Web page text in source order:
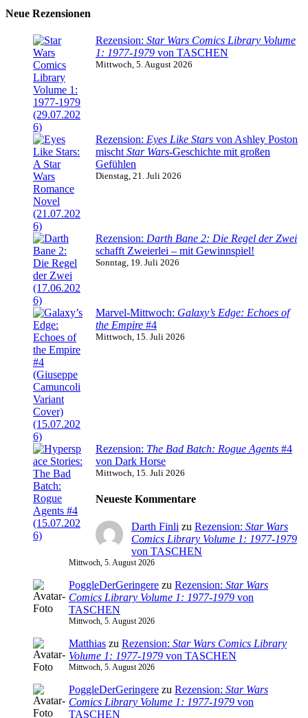
Neue Rezensionen
Rezension: Star Wars Comics Library Volume
1: 1977-1979 von TASCHEN
Mittwoch, 5. August 2026
Rezension: Eyes Like Stars von Ashley Poston
mischt Star Wars-Geschichte mit großen
Gefühlen
Dienstag, 21. Juli 2026
Rezension: Darth Bane 2: Die Regel der Zwei
schafft Zweierlei – mit Gewinnspiel!
Sonntag, 19. Juli 2026
Marvel-Mittwoch: Galaxy’s Edge: Echoes of
the Empire #4
Mittwoch, 15. Juli 2026
Rezension: The Bad Batch: Rogue Agents #4
von Dark Horse
Mittwoch, 15. Juli 2026
Neueste Kommentare
Darth Finli zu Rezension: Star Wars
Comics Library Volume 1: 1977-1979
von TASCHEN
Mittwoch, 5. August 2026
PoggleDerGeringere zu Rezension: Star Wars
Comics Library Volume 1: 1977-1979 von
TASCHEN
Mittwoch, 5. August 2026
Matthias zu Rezension: Star Wars Comics Library
Volume 1: 1977-1979 von TASCHEN
Mittwoch, 5. August 2026
PoggleDerGeringere zu Rezension: Star Wars
Comics Library Volume 1: 1977-1979 von
TASCHEN